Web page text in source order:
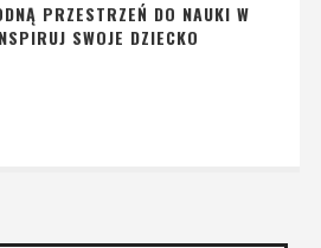
PRZESTRZEŃ DO NAUKI W
SWOJE DZIECKO